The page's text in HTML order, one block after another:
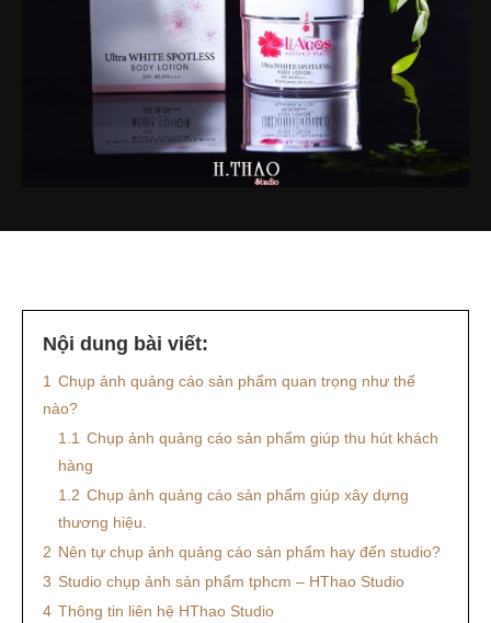
Nội dung bài viết:
1 Chụp ảnh quảng cáo sản phẩm quan trọng như thế
nào?
1.1 Chụp ảnh quảng cáo sản phẩm giúp thu hút khách
hàng
1.2 Chụp ảnh quảng cáo sản phẩm giúp xây dựng
thương hiệu.
2 Nên tự chụp ảnh quảng cáo sản phẩm hay đến studio?
3 Studio chụp ảnh sản phẩm tphcm – HThao Studio
4 Thông tin liên hệ HThao Studio